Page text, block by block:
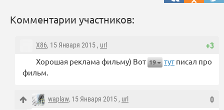
Комментарии участников:
+3
X86, 15 Января 2015 , url
Хорошая реклама фильму) Вот 19 тут писал про
фильм.
0
waplaw, 15 Января 2015 , url